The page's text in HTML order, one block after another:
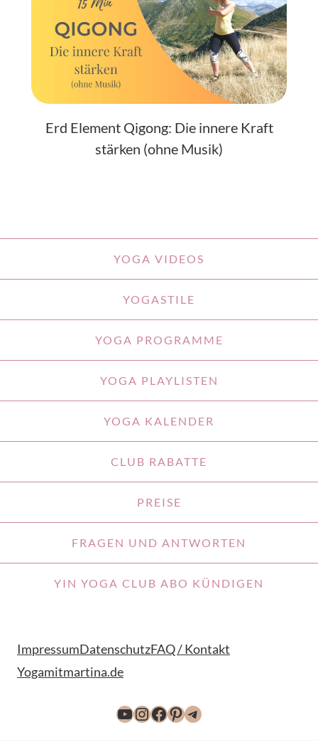
Erd Element Qigong: Die innere Kraft
stärken (ohne Musik)
YOGA VIDEOS
YOGASTILE
YOGA PROGRAMME
YOGA PLAYLISTEN
YOGA KALENDER
CLUB RABATTE
PREISE
FRAGEN UND ANTWORTEN
YIN YOGA CLUB ABO KÜNDIGEN
ImpressumDatenschutzFAQ / Kontakt
Yogamitmartina.de
YouTube
Instagram
Facebook
Pinterest
Telegram